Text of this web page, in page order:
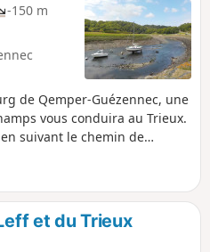
-150 m
de Qemper-Guézennec, une
vous conduira au Trieux.
suivant le chemin de
par un viaduc bleu.
et du Trieux